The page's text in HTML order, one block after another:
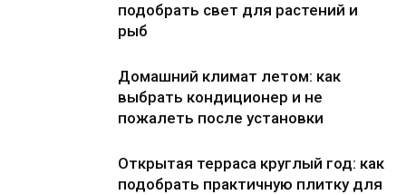
подобрать свет для растений и
рыб
Домашний климат летом: как
выбрать кондиционер и не
пожалеть после установки
Открытая терраса круглый год: как
подобрать практичную плитку для